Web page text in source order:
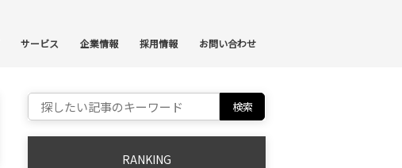
サービス 企業情報 採用情報 お問い合わせ
Search for:
RANKING